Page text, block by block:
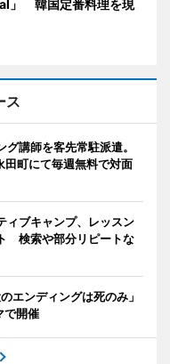
」 韓国定番料理を現
ス
講師を客先常駐派遣。
町にて毎週無料で対面
ィブキャンプ、レッスン
検索や部分リピートな
エンディングは死のみ」
で開催